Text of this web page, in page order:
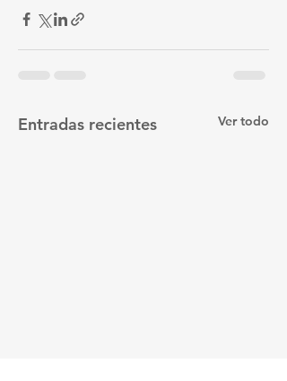
Entradas recientes Ver todo